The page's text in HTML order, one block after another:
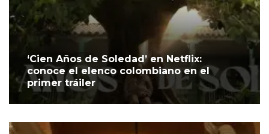
‘Cien Años de Soledad’ en Netflix:
conoce el elenco colombiano en el
primer tráiler